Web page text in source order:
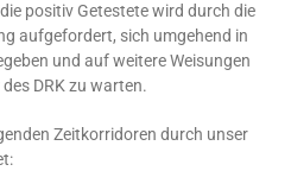
positiv Getestete wird durch die
aufgefordert, sich umgehend in
und auf weitere Weisungen
DRK zu warten.
Zeitkorridoren durch unser